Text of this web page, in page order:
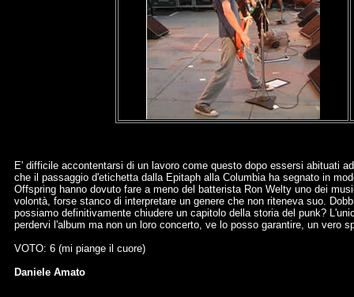
E' difficile accontentarsi di un lavoro come questo dopo essersi abituati
che il passaggio d'etichetta dalla Epitaph alla Columbia ha segnato in
Offspring hanno dovuto fare a meno del batterista Ron Welty uno dei
volontà, forse stanco di interpretare un genere che non riteneva suo.
possiamo definitivamente chiudere un capitolo della storia del punk?
perdervi l'album ma non un loro concerto, ve lo posso garantire, un vero
VOTO: 6 (mi piange il cuore)
Daniele Amato